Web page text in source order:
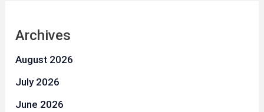
Archives
August 2026
July 2026
June 2026